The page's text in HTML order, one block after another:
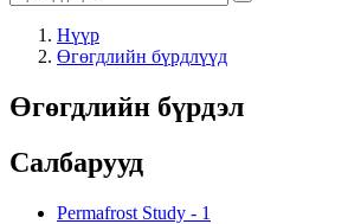
Нүүр
Өгөгдлийн бүрдлүүд
Өгөгдлийн бүрдэл
Салбарууд
Permafrost Study - 1